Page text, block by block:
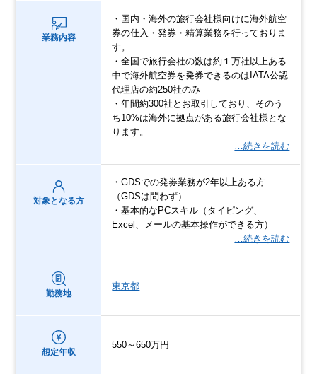
業務内容
・国内・海外の旅行会社様向けに海外航空
券の仕入・発券・精算業務を行っておりま
す。
・全国で旅行会社の数は約１万社以上ある
中で海外航空券を発券できるのはIATA公認
代理店の約250社のみ
・年間約300社とお取引しており、そのう
ち10%は海外に拠点がある旅行会社様とな
ります。
…続きを読む
対象となる方
・GDSでの発券業務が2年以上ある方
（GDSは問わず）
・基本的なPCスキル（タイピング、
Excel、メールの基本操作ができる方）
…続きを読む
勤務地
東京都
想定年収
550～650万円